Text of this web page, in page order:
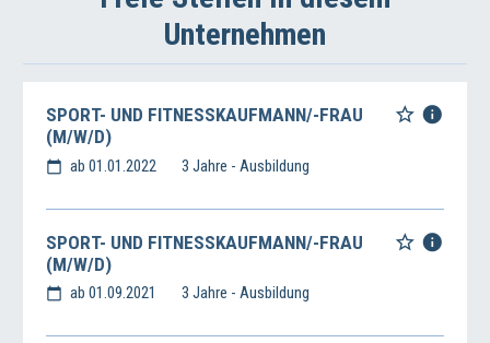
Unternehmen
SPORT- UND FITNESSKAUFMANN/-FRAU
(M/W/D)
ab 01.01.2022 3 Jahre - Ausbildung
SPORT- UND FITNESSKAUFMANN/-FRAU
(M/W/D)
ab 01.09.2021 3 Jahre - Ausbildung